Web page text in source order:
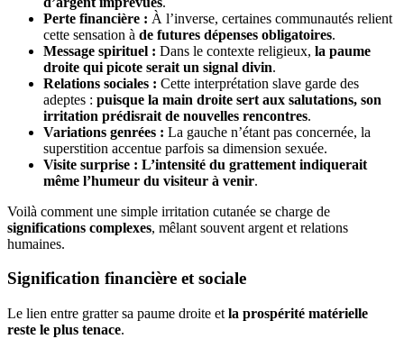
Perte financière : À l’inverse, certaines communautés relient
cette sensation à de futures dépenses obligatoires.
Message spirituel : Dans le contexte religieux, la paume
droite qui picote serait un signal divin.
Relations sociales : Cette interprétation slave garde des
adeptes : puisque la main droite sert aux salutations, son
irritation prédisrait de nouvelles rencontres.
Variations genrées : La gauche n’étant pas concernée, la
superstition accentue parfois sa dimension sexuée.
Visite surprise : L’intensité du grattement indiquerait
même l’humeur du visiteur à venir.
Voilà comment une simple irritation cutanée se charge de
significations complexes, mêlant souvent argent et relations
humaines.
Signification financière et sociale
Le lien entre gratter sa paume droite et la prospérité matérielle
reste le plus tenace.